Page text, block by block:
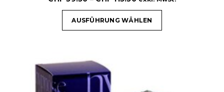
AUSFÜHRUNG WÄHLEN